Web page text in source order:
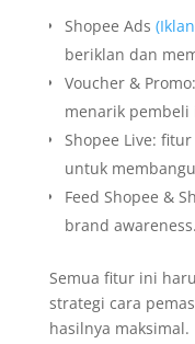
Shopee Ads
beriklan dan
Voucher &
menarik
Shopee Live:
untuk
Feed Shopee &
brand awareness.
Semua fitur ini
strategi cara
hasilnya maksimal.